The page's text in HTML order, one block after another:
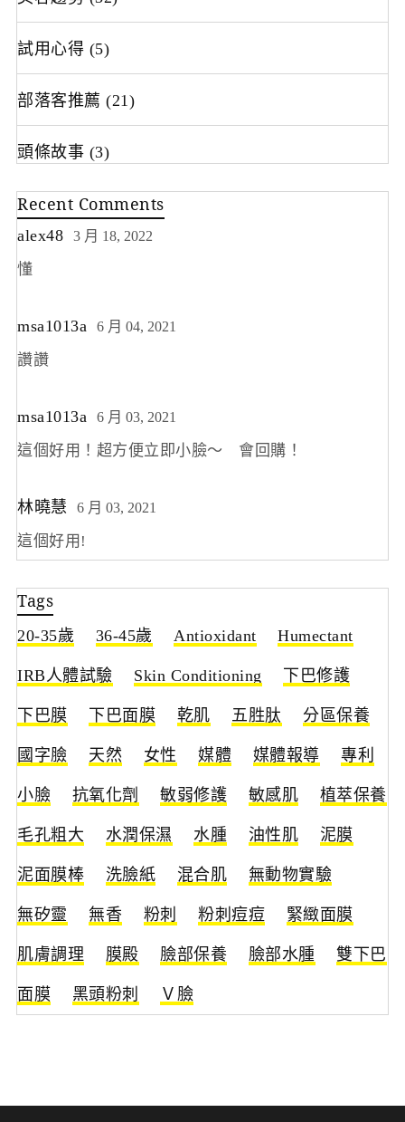
試用心得 (5)
部落客推薦 (21)
頭條故事 (3)
Recent Comments
alex48 3 月 18, 2022
懂
msa1013a 6 月 04, 2021
讚讚
msa1013a 6 月 03, 2021
這個好用！超方便立即小臉～ 會回購！
林曉慧 6 月 03, 2021
這個好用!
Tags
20-35歲 36-45歲 Antioxidant Humectant
IRB人體試驗 Skin Conditioning 下巴修護
下巴膜 下巴面膜 乾肌 五胜肽 分區保養
國字臉 天然 女性 媒體 媒體報導 專利
小臉 抗氧化劑 敏弱修護 敏感肌 植萃保養
毛孔粗大 水潤保濕 水腫 油性肌 泥膜
泥面膜棒 洗臉紙 混合肌 無動物實驗
無矽靈 無香 粉刺 粉刺痘痘 緊緻面膜
肌膚調理 膜殿 臉部保養 臉部水腫 雙下巴
面膜 黑頭粉刺 Ｖ臉